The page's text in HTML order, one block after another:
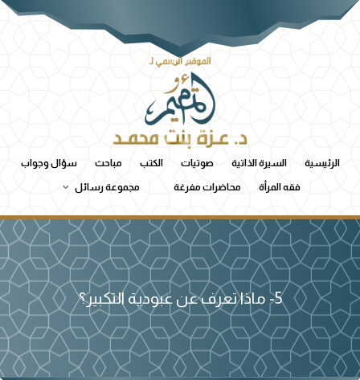
الرئيسية السيرة الذاتية صوتيات الكتب مباحث سؤال وجواب
فقه المرأة محاضرات مفرغة مجموعة رسائل
5- ماذا تعرف عن عبودية التكبير؟